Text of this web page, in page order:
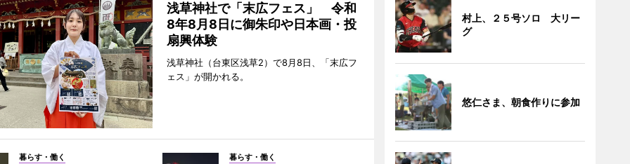
浅草神社で「末広フェス」 令和
8年8月8日に御朱印や日本画・投
扇興体験
浅草神社（台東区浅草2）で8月8日、「末広フ
ェス」が開かれる。
暮らす・働く 暮らす・働く
村上、２５号ソロ 大リー
グ
悠仁さま、朝食作りに参加